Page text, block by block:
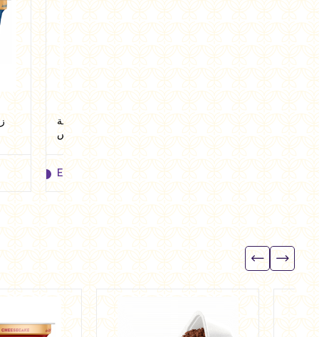
زبادي يوناني تشيز كيك فراولة
150 جرام من يوبوليس
EGP 42.00
EGP 42.00
Add to cart
لبن رايب 850 مل من ميلك
مان
EGP 65.00
EGP 65.00
Add to cart